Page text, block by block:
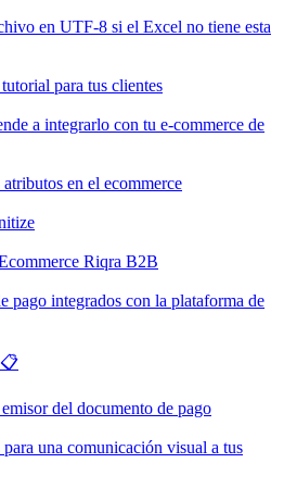
en UTF-8 si el Excel no tiene esta
para tus clientes
a integrarlo con tu e-commerce de
en el ecommerce
Riqra B2B
pago integrados con la plataforma de
📋
del documento de pago
para una comunicación visual a tus